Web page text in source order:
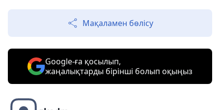
Мақаламен бөлісу
Google-ға қосылып,
жаңалықтарды бірінші болып оқыңыз